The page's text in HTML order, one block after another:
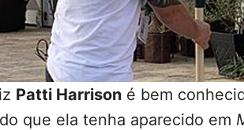
Patti Harrison é bem
que ela tenha aparecido em